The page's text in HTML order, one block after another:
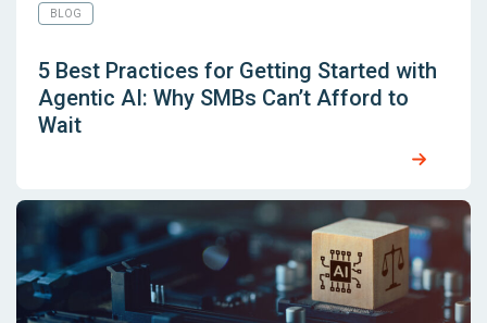
BLOG
5 Best Practices for Getting Started with
Agentic AI: Why SMBs Can’t Afford to
Wait